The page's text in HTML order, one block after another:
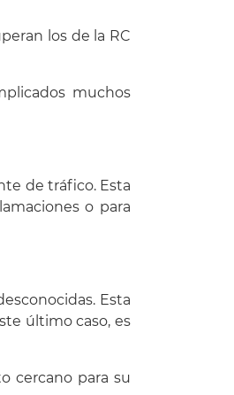
los de la RC
muchos
de tráfico. Esta
o para
Esta
último caso, es
cercano para su